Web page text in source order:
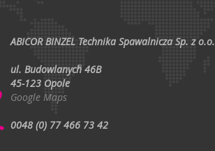
ABICOR BINZEL Technika Spawalnicza Sp. z o.o.
ul. Budowlanych 46B
45-123 Opole
Google Maps
0048 (0) 77 466 73 42